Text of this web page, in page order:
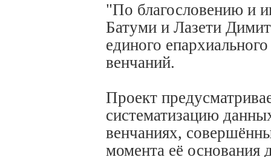
"По благословению и
Батуми и Лазети
единого
венчаний.
Проект
систематизацию
венчаниях,
момента её основания